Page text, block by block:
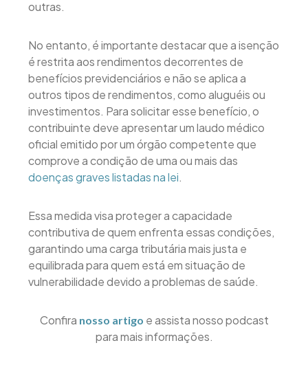
outras.
No entanto, é importante destacar que a isenção
é restrita aos rendimentos decorrentes de
benefícios previdenciários e não se aplica a
outros tipos de rendimentos, como aluguéis ou
investimentos. Para solicitar esse benefício, o
contribuinte deve apresentar um laudo médico
oficial emitido por um órgão competente que
comprove a condição de uma ou mais das
doenças graves listadas na lei.
Essa medida visa proteger a capacidade
contributiva de quem enfrenta essas condições,
garantindo uma carga tributária mais justa e
equilibrada para quem está em situação de
vulnerabilidade devido a problemas de saúde.
Confira nosso artigo e assista nosso podcast
para mais informações.